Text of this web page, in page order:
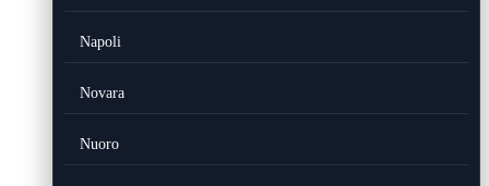
Napoli
Novara
Nuoro